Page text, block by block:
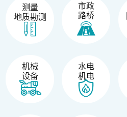
测量
地质勘测
市政
路桥
机械
设备
水电
机电